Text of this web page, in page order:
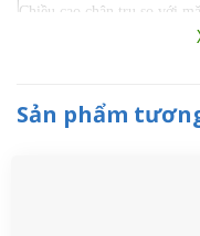
Chiều cao chân trụ so với
Chiều dài tổng thể
Sản phẩm